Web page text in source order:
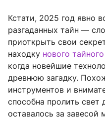
Кстати, 2025 год явно
разгаданных тайн —
приоткрыть свои
находку нового
когда новейшие
древнюю загадку.
инструментов и
способна пролить свет
оставалось за завесой